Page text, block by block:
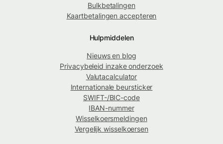
Bulkbetalingen
Kaartbetalingen accepteren
Hulpmiddelen
Nieuws en blog
Privacybeleid inzake onderzoek
Valutacalculator
Internationale beursticker
SWIFT-/BIC-code
IBAN-nummer
Wisselkoersmeldingen
Vergelijk wisselkoersen